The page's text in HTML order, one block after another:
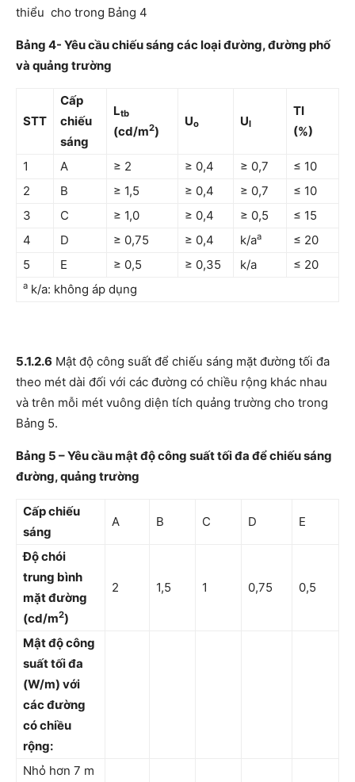
thiểu cho trong Bảng 4
Bảng 4- Yêu cầu chiếu sáng các loại đường, đường phố
và quảng trường
STT
Cấp
chiếu
sáng
Ltb
(cd/m2)
Uo Ul
TI
(%)
1 A ≥ 2 ≥ 0,4 ≥ 0,7
≤ 10
2
B ≥ 1,5 ≥ 0,4 ≥ 0,7
≤ 10
3
C ≥ 1,0 ≥ 0,4 ≥ 0,5
≤ 15
4
D ≥ 0,75 ≥ 0,4 k/aa
≤ 20
5
E ≥ 0,5 ≥ 0,35 k/a ≤ 20
a k/a: không áp dụng
5.1.2.6 Mật độ công suất để chiếu sáng mặt đường tối đa
theo mét dài đối với các đường có chiều rộng khác nhau
và trên mỗi mét vuông diện tích quảng trường cho trong
Bảng 5.
Bảng 5 – Yêu cầu mật độ công suất tối đa để chiếu sáng
đường, quảng trường
Cấp chiếu
sáng
A B C D E
Độ chói
trung bình
mặt đường
(cd/m2)
2 1,5 1 0,75 0,5
Mật độ công
suất tối đa
(W/m) với
các đường
có chiều
rộng:
Nhỏ hơn 7 m